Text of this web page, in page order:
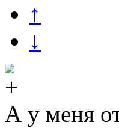
↑
↓
А у меня